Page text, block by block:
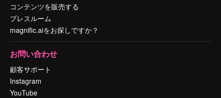
コンテンツを販売する
プレスルーム
magnific.aiをお探しですか？
お問い合わせ
顧客サポート
Instagram
YouTube